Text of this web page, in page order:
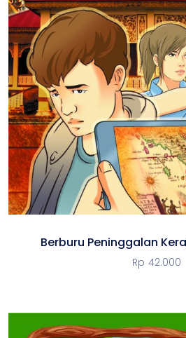
Berburu Peninggalan
Rp 42.000